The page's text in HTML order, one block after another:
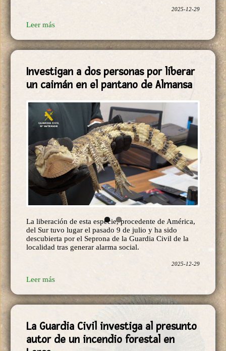
Leer más
Investigan a dos personas por liberar
un caimán en el pantano de Almansa
La liberación de esta especie, procedente de América,
descubierta por el Seprona de la Guardia Civil de la
localidad tras generar alarma social.
autor de un incendio forestal en
Lorca